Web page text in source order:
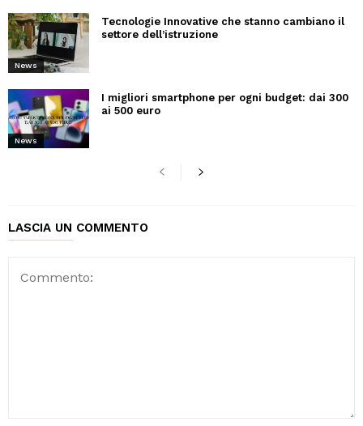
News
Tecnologie Innovative che stanno cambiano il
settore dell’istruzione
News
I migliori smartphone per ogni budget: dai 300
ai 500 euro
LASCIA UN COMMENTO